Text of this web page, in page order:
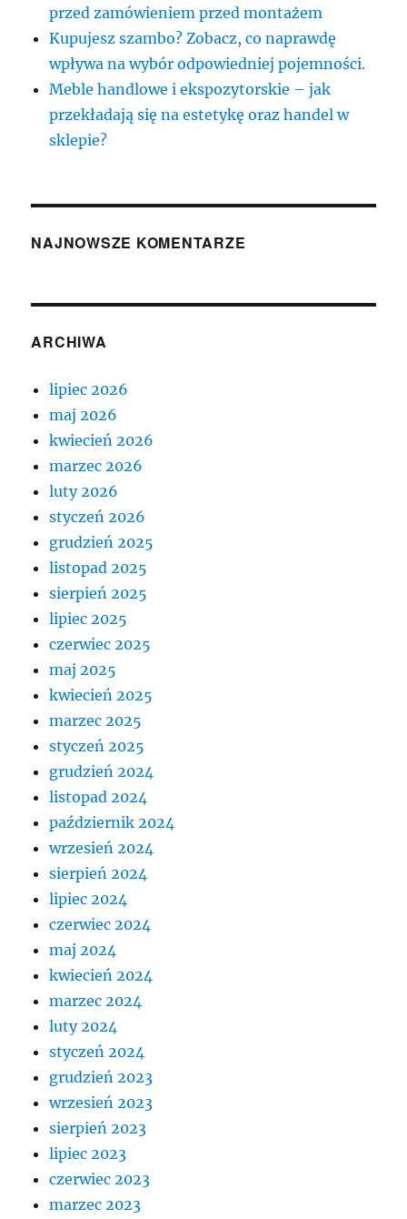
przed zamówieniem przed montażem
Kupujesz szambo? Zobacz, co naprawdę
wpływa na wybór odpowiedniej pojemności.
Meble handlowe i ekspozytorskie – jak
przekładają się na estetykę oraz handel w
sklepie?
NAJNOWSZE KOMENTARZE
ARCHIWA
lipiec 2026
maj 2026
kwiecień 2026
marzec 2026
luty 2026
styczeń 2026
grudzień 2025
listopad 2025
sierpień 2025
lipiec 2025
czerwiec 2025
maj 2025
kwiecień 2025
marzec 2025
styczeń 2025
grudzień 2024
listopad 2024
październik 2024
wrzesień 2024
sierpień 2024
lipiec 2024
czerwiec 2024
maj 2024
kwiecień 2024
marzec 2024
luty 2024
styczeń 2024
grudzień 2023
wrzesień 2023
sierpień 2023
lipiec 2023
czerwiec 2023
marzec 2023